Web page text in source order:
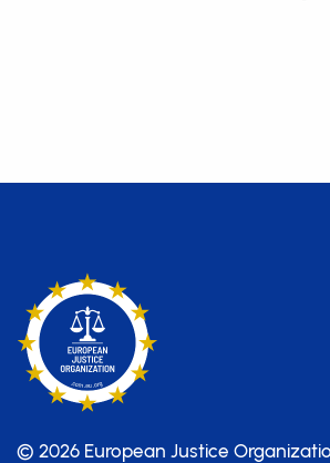
© 2026 European Justice